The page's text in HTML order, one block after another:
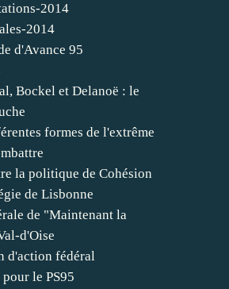
2014
2014
d'Avance 95
Bockel et Delanoë : le
formes de l'extrême
la politique de Cohésion
de Lisbonne
de "Maintenant la
d'Oise
d'action fédéral
le PS95